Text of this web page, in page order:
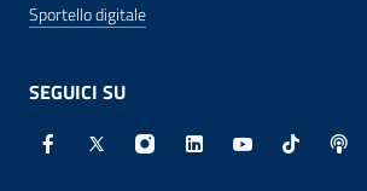
Sportello digitale
SEGUICI SU
Facebook - Sito esterno -
X - Sito esterno - Apertura in
Instagram - Sito
Linkedin - Sito
Youtube -
TikTok